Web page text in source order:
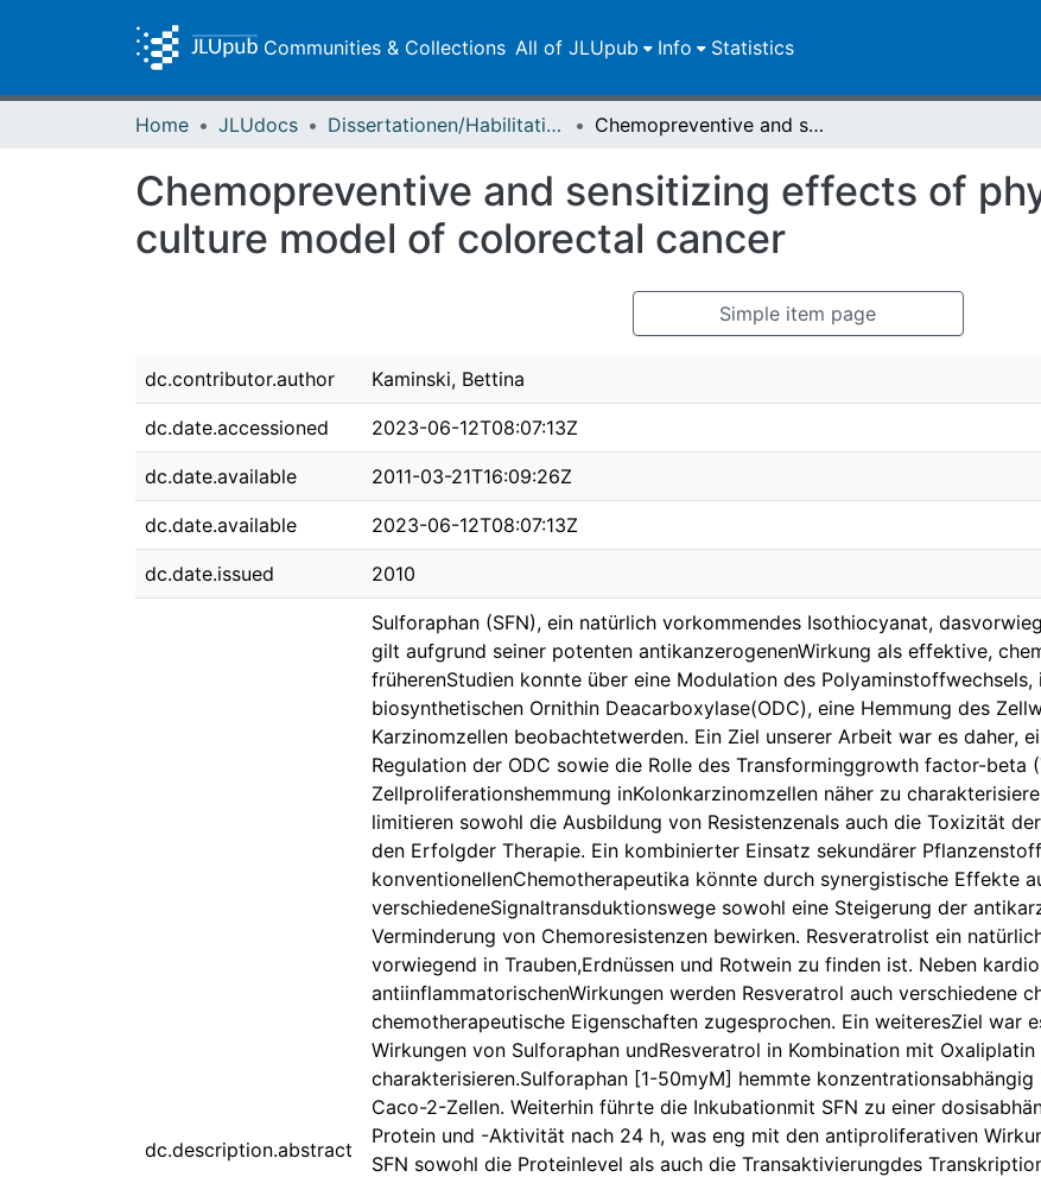
Communities & Collections All of JLUpub Info Statistics
Home JLUdocs Dissertationen/Habilitationen Chemopreventive and sensitizing effects of phytochemicals in a cell culture model of colorectal cancer
Chemopreventive and sensitizing effects of
culture model of colorectal cancer
Simple item page
dc.contributor.author Kaminski, Bettina
dc.date.accessioned 2023-06-12T08:07:13Z
dc.date.available 2011-03-21T16:09:26Z
dc.date.available 2023-06-12T08:07:13Z
dc.date.issued 2010
dc.description.abstract
Sulforaphan (SFN), ein natürlich vorkommendes Isothiocyanat,
gilt aufgrund seiner potenten antikanzerogenenWirkung als effektive,
früherenStudien konnte über eine Modulation des
biosynthetischen Ornithin Deacarboxylase(ODC), eine Hemmung des
Karzinomzellen beobachtetwerden. Ein Ziel unserer Arbeit war es daher,
Regulation der ODC sowie die Rolle des Transforminggrowth factor-beta
Zellproliferationshemmung inKolonkarzinomzellen näher zu
limitieren sowohl die Ausbildung von Resistenzenals auch die Toxizität
den Erfolgder Therapie. Ein kombinierter Einsatz sekundärer
konventionellenChemotherapeutika könnte durch synergistische Effekte
verschiedeneSignaltransduktionswege sowohl eine Steigerung der
Verminderung von Chemoresistenzen bewirken. Resveratrolist ein
vorwiegend in Trauben,Erdnüssen und Rotwein zu finden ist. Neben
antiinflammatorischenWirkungen werden Resveratrol auch verschiedene
chemotherapeutische Eigenschaften zugesprochen. Ein weiteresZiel war
Wirkungen von Sulforaphan undResveratrol in Kombination mit
charakterisieren.Sulforaphan [1-50myM] hemmte
Caco-2-Zellen. Weiterhin führte die Inkubationmit SFN zu einer
Protein und -Aktivität nach 24 h, was eng mit den antiproliferativen
SFN sowohl die Proteinlevel als auch die Transaktivierungdes